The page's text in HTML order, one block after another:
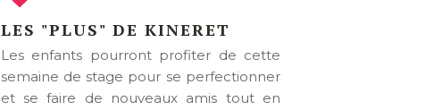
LES "PLUS" DE KINERET
Les enfants pourront profiter de cette
semaine de stage pour se perfectionner
et se faire de nouveaux amis tout en